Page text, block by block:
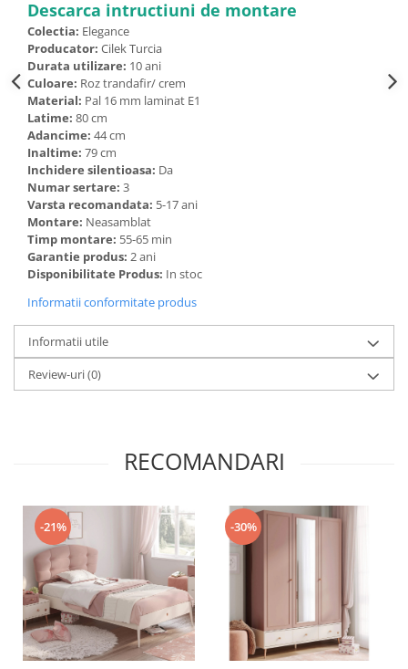
Descarca intructiuni de montare
Colectia: Elegance
Producator: Cilek Turcia
Durata utilizare: 10 ani
Culoare: Roz trandafir/ crem
Material: Pal 16 mm laminat E1
Latime: 80 cm
Adancime: 44 cm
Inaltime: 79 cm
Inchidere silentioasa: Da
Numar sertare: 3
Varsta recomandata: 5-17 ani
Montare: Neasamblat
Timp montare: 55-65 min
Garantie produs: 2 ani
Disponibilitate Produs: In stoc
Informatii conformitate produs
Informatii utile
Review-uri(0)
RECOMANDARI
-21% -30%